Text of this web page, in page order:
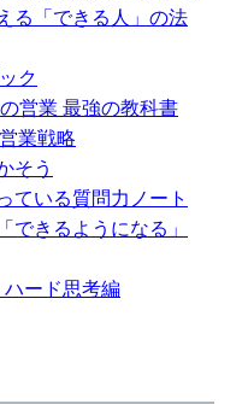
る「できる人」の法
ク
営業 最強の教科書
業戦略
そう
ている質問力ノート
きるようになる」
ード思考編